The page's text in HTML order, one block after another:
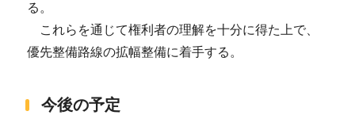
る。
これらを通じて権利者の理解を十分に得た上で、
優先整備路線の拡幅整備に着手する。
今後の予定